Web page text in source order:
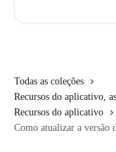
Todas as coleções
Recursos do aplicativo,
Recursos do aplicativo
Como atualizar a versão